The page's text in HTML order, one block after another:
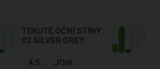
TEKUTÉ OČNÍ STÍNY
02 SILVER GREY
JOIK